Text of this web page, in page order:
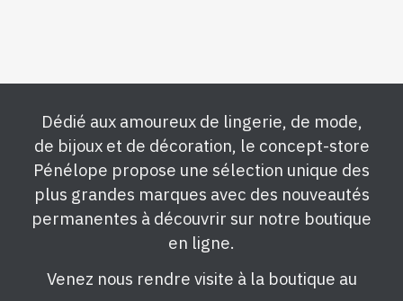
Dédié aux amoureux de lingerie, de mode,
de bijoux et de décoration, le concept-store
Pénélope propose une sélection unique des
plus grandes marques avec des nouveautés
permanentes à découvrir sur notre boutique
en ligne.
Venez nous rendre visite à la boutique au